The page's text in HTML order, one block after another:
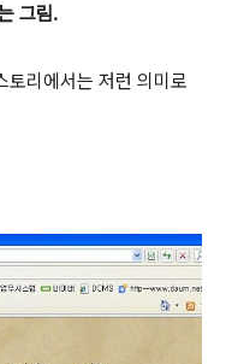
그림.
토리에서는 저런 의미로